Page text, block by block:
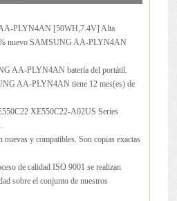
PLYN4AN [50WH,7.4V] Alta
nuevo SAMSUNG AA-PLYN4AN
AA-PLYN4AN batería del portátil.
AA-PLYN4AN tiene 12 mes(es) de
XE550C22-A02US Series
nuevas y compatibles. Son copias exactas
de calidad ISO 9001 se realizan
sobre el conjunto de nuestros